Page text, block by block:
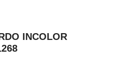
INCOLOR